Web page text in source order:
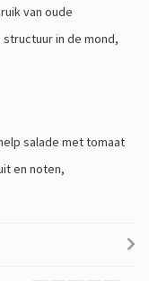
van oude
in de mond,
salade met tomaat
en noten,